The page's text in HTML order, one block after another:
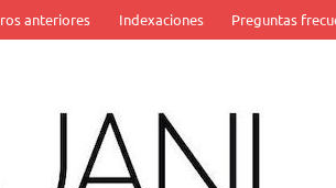
anteriores Indexaciones Preguntas